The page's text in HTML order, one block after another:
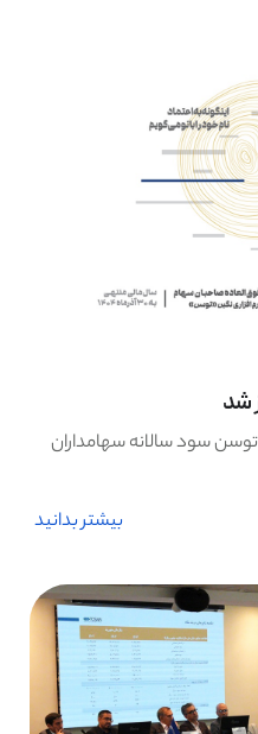
توسن سود سالانه سهامداران
بیشتر بدانید